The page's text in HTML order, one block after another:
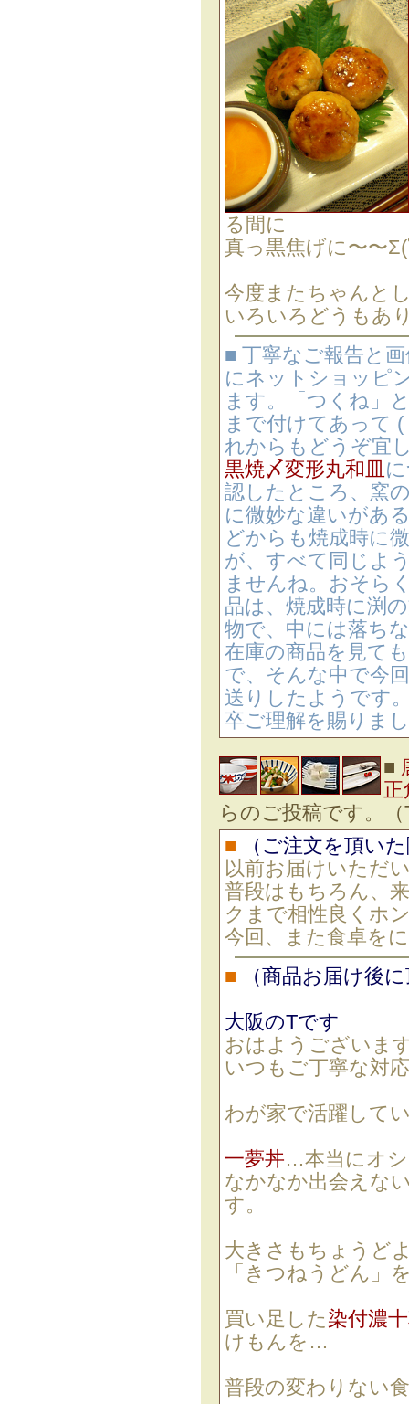
る間に
真っ黒焦げに〜〜
今度またちゃんと
いろいろどうもあ
■ 丁寧なご報告と
にネットショッピ
ます。「つくね」
まで付けてあって
れからもどうぞ宜
黒焼〆変形丸和皿
認したところ、窯
に微妙な違いがあ
どからも焼成時に
が、すべて同じよ
ませんね。おそら
品は、焼成時に渕
物で、中には落ち
在庫の商品を見て
で、そんな中で今
送りしたようです
卒ご理解を賜りま
■
正
らのご投稿です。
■
（ご注文を頂い
以前お届けいただ
普段はもちろん、
クまで相性良くホ
今回、また食卓を
■
（商品お届け後
大阪のTです
おはようございま
いつもご丁寧な対
わが家で活躍して
一夢丼…本当にオ
なかなか出会えな
す。
大きさもちょうど
「きつねうどん」
買い足した 染付濃
けもんを…
普段の変わりない